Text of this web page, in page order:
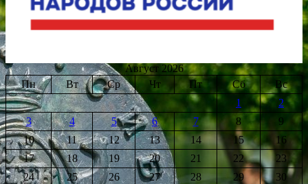
Август 2026
Пн
Вт Ср Чт Пт Сб
Вс
1
2
3
4 5 6 7 8
9
10
11 12 13 14 15
16
17
18 19 20 21 22
23
24
25 26 27 28 29
30